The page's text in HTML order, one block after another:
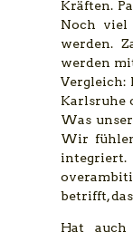
Kräften.
Noch viel
werden.
werden
Vergleich:
Karlsruhe
Was
Wir
betrifft,
Hat